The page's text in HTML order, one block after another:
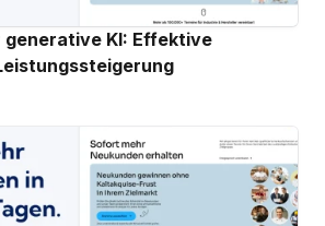
KI: Effektive